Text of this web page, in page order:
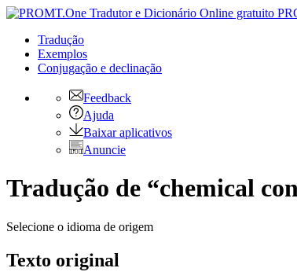
Tradução
Exemplos
Conjugação e declinação
Feedback
Ajuda
Baixar aplicativos
Anuncie
Tradução de “chemical
Selecione o idioma de origem
Texto original